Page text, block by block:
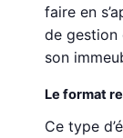
faire en
de
son
Le format
Ce type